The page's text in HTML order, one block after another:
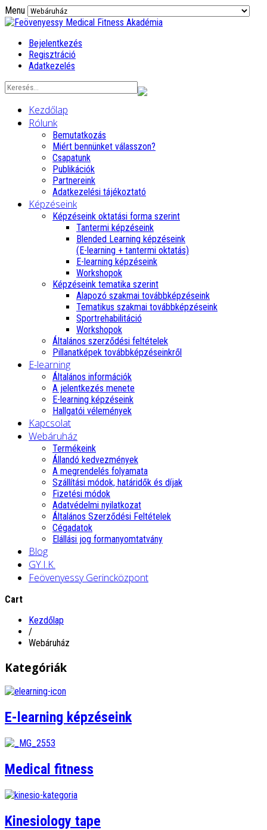
Menu
Bejelentkezés
Regisztráció
Adatkezelés
Kezdőlap
Rólunk
Bemutatkozás
Miért bennünket válasszon?
Csapatunk
Publikációk
Partnereink
Adatkezelési tájékoztató
Képzéseink
Képzéseink oktatási forma szerint
Tantermi képzéseink
Blended Learning képzéseink
(E-learning + tantermi oktatás)
E-learning képzéseink
Workshopok
Képzéseink tematika szerint
Alapozó szakmai továbbképzéseink
Tematikus szakmai továbbképzéseink
Sportrehabilitáció
Workshopok
Általános szerződési feltételek
Pillanatképek továbbképzéseinkről
E-learning
Általános információk
A jelentkezés menete
E-learning képzéseink
Hallgatói vélemények
Kapcsolat
Webáruház
Termékeink
Állandó kedvezmények
A megrendelés folyamata
Szállítási módok, határidők és díjak
Fizetési módok
Adatvédelmi nyilatkozat
Általános Szerződési Feltételek
Cégadatok
Elállási jog formanyomtatvány
Blog
GY.I.K.
Feövenyessy Gerincközpont
Cart
Kezdőlap
/
Webáruház
Kategóriák
E-learning képzéseink
Medical fitness
Kinesiology tape